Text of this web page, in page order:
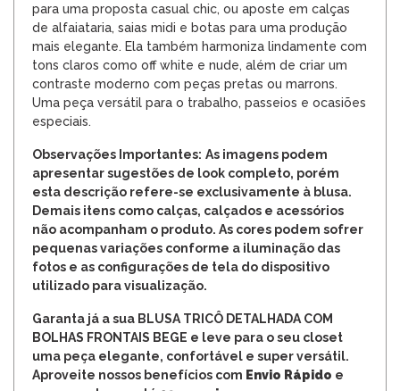
para uma proposta casual chic, ou aposte em calças
de alfaiataria, saias midi e botas para uma produção
mais elegante. Ela também harmoniza lindamente com
tons claros como off white e nude, além de criar um
contraste moderno com peças pretas ou marrons.
Uma peça versátil para o trabalho, passeios e ocasiões
especiais.
Observações Importantes: As imagens podem
apresentar sugestões de look completo, porém
esta descrição refere-se exclusivamente à blusa.
Demais itens como calças, calçados e acessórios
não acompanham o produto. As cores podem sofrer
pequenas variações conforme a iluminação das
fotos e as configurações de tela do dispositivo
utilizado para visualização.
Garanta já a sua BLUSA TRICÔ DETALHADA COM
BOLHAS FRONTAIS BEGE e leve para o seu closet
uma peça elegante, confortável e super versátil.
Aproveite nossos benefícios com Envio Rápido e